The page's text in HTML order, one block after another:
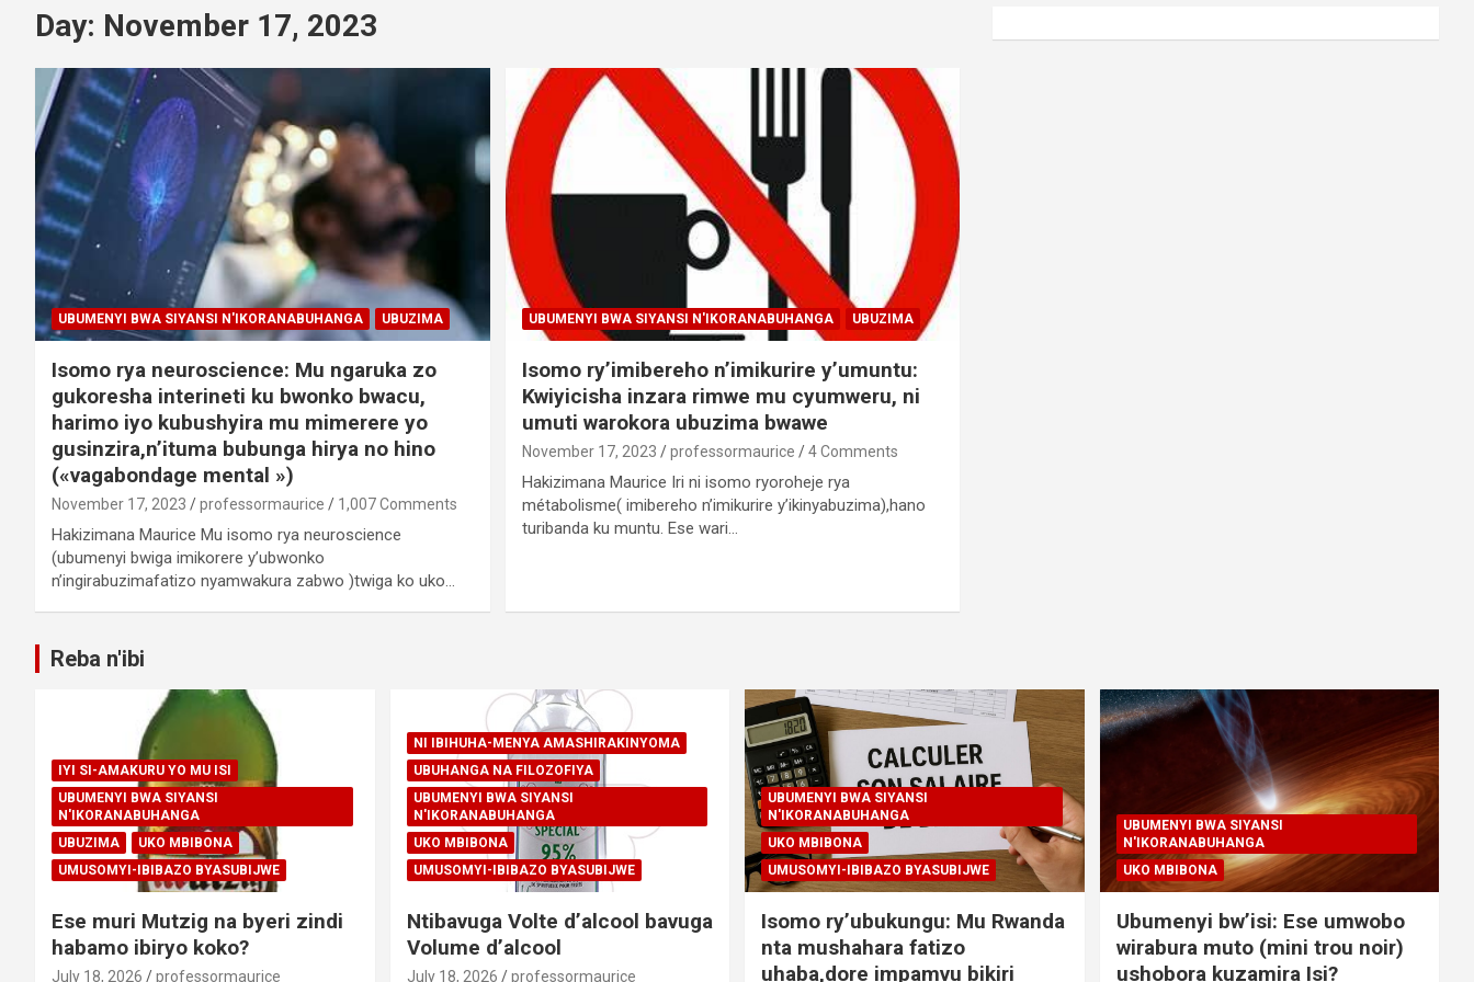
Day: November 17, 2023
UBUMENYI BWA SIYANSI N'IKORANABUHANGA UBUZIMA
Isomo rya neuroscience: Mu ngaruka zo
gukoresha interineti ku bwonko bwacu,
harimo iyo kubushyira mu mimerere yo
gusinzira,n’ituma bubunga hirya no hino
(«vagabondage mental »)
November 17, 2023 professormaurice 1,007 Comments
Hakizimana Maurice Mu isomo rya neuroscience
(ubumenyi bwiga imikorere y’ubwonko
n’ingirabuzimafatizo nyamwakura zabwo )twiga ko uko…
UBUMENYI BWA SIYANSI N'IKORANABUHANGA UBUZIMA
Isomo ry’imibereho n’imikurire y’umuntu:
Kwiyicisha inzara rimwe mu cyumweru, ni
umuti warokora ubuzima bwawe
November 17, 2023 professormaurice 4 Comments
Hakizimana Maurice Iri ni isomo ryoroheje rya
métabolisme( imibereho n’imikurire y’ikinyabuzima),hano
turibanda ku muntu. Ese wari…
Reba n'ibi
IYI SI-AMAKURU YO MU ISI
UBUMENYI BWA SIYANSI
N'IKORANABUHANGA
UBUZIMA
UKO MBIBONA
UMUSOMYI-IBIBAZO BYASUBIJWE
Ese muri Mutzig na byeri zindi
habamo ibiryo koko?
July 18, 2026 professormaurice
NI IBIHUHA-MENYA AMASHIRAKINYOMA
UBUHANGA NA FILOZOFIYA
UBUMENYI BWA SIYANSI
N'IKORANABUHANGA
UKO MBIBONA
UMUSOMYI-IBIBAZO BYASUBIJWE
Ntibavuga Volte d’alcool bavuga
Volume d’alcool
July 18, 2026 professormaurice
UBUMENYI BWA SIYANSI
N'IKORANABUHANGA
UKO MBIBONA
UMUSOMYI-IBIBAZO BYASUBIJWE
Isomo ry’ubukungu: Mu Rwanda
nta mushahara fatizo
uhaba,dore impamvu bikiri
UBUMENYI BWA SIYANSI
N'IKORANABUHANGA
UKO MBIBONA
Ubumenyi bw’isi: Ese umwobo
wirabura muto (mini trou noir)
ushobora kuzamira Isi?